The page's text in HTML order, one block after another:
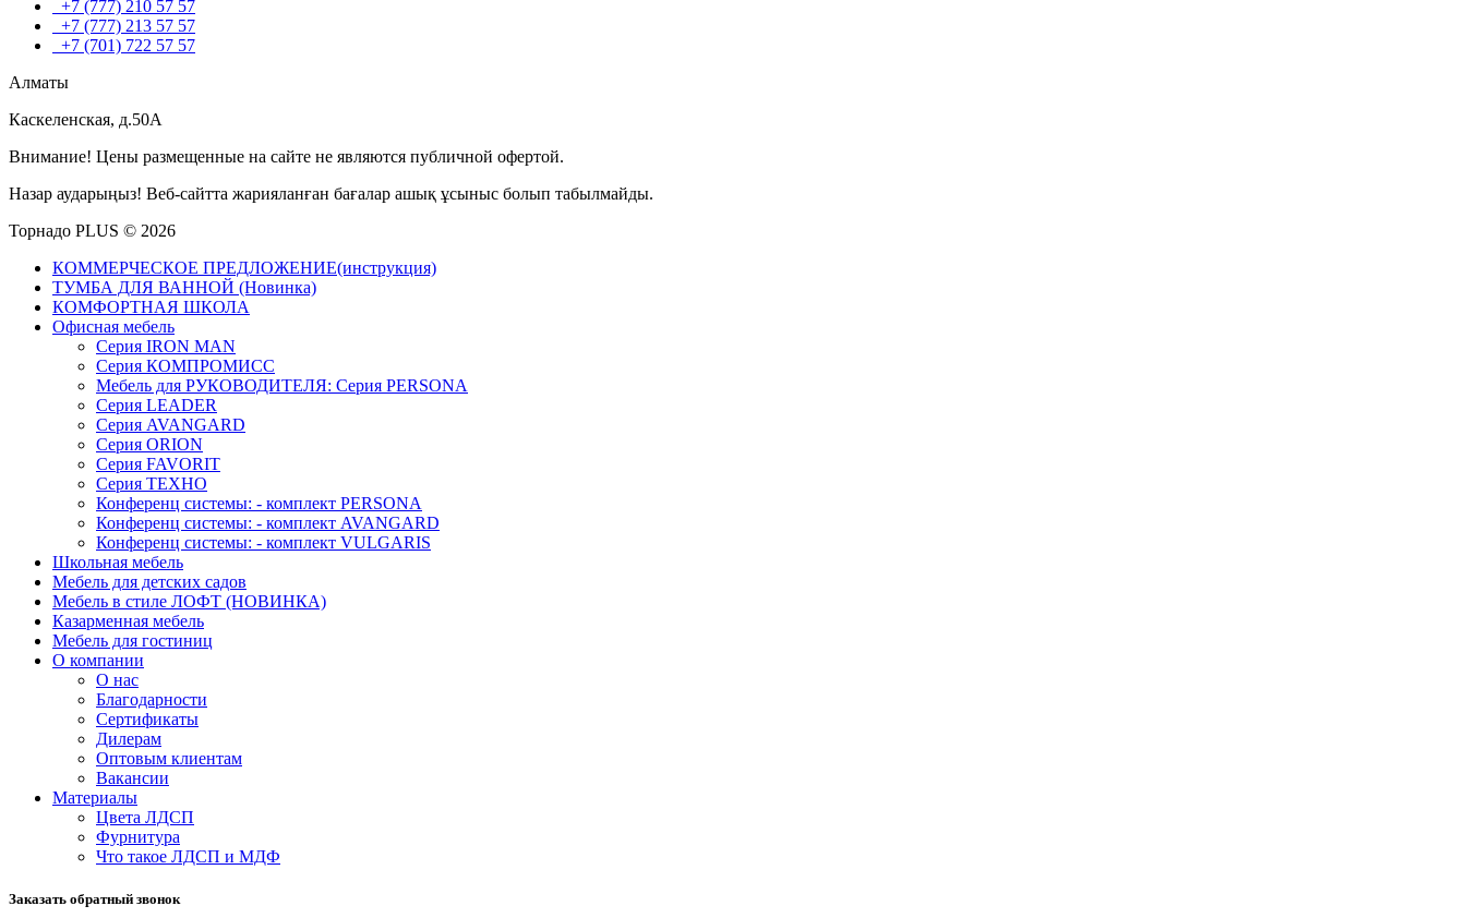
+7 (777) 210 57 57
+7 (777) 213 57 57
+7 (701) 722 57 57
Алматы
Каскеленская, д.50А
Внимание! Цены размещенные на сайте не являются публичной офертой.
Назар аударыңыз! Веб-сайтта жарияланған бағалар ашық ұсыныс болып табылмайды.
Торнадо PLUS © 2026
КОММЕРЧЕСКОЕ ПРЕДЛОЖЕНИЕ(инструкция)
ТУМБА ДЛЯ ВАННОЙ (Новинка)
КОМФОРТНАЯ ШКОЛА
Офисная мебель
Серия IRON MAN
Серия КОМПРОМИСС
Мебель для РУКОВОДИТЕЛЯ: Серия PERSONA
Серия LEADER
Серия AVANGARD
Серия ORION
Серия FAVORIT
Серия ТЕХНО
Конференц системы: - комплект PERSONA
Конференц системы: - комплект AVANGARD
Конференц системы: - комплект VULGARIS
Школьная мебель
Мебель для детских садов
Мебель в стиле ЛОФТ (НОВИНКА)
Казарменная мебель
Мебель для гостиниц
О компании
О нас
Благодарности
Сертификаты
Дилерам
Оптовым клиентам
Вакансии
Материалы
Цвета ЛДСП
Фурнитура
Что такое ЛДСП и МДФ
Заказать обратный звонок